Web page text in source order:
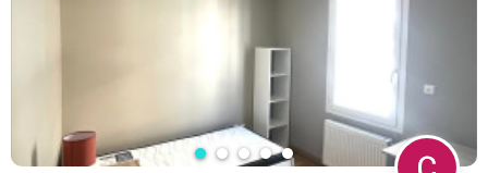
an.Prix moyens des énergies indexés sur l'année 2021
guarantee - Identity Card - Reason for impermanence Documents
requis: - Garanties financières - Carte d'identité - Motif du